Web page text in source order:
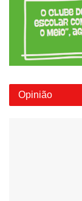
Opinião